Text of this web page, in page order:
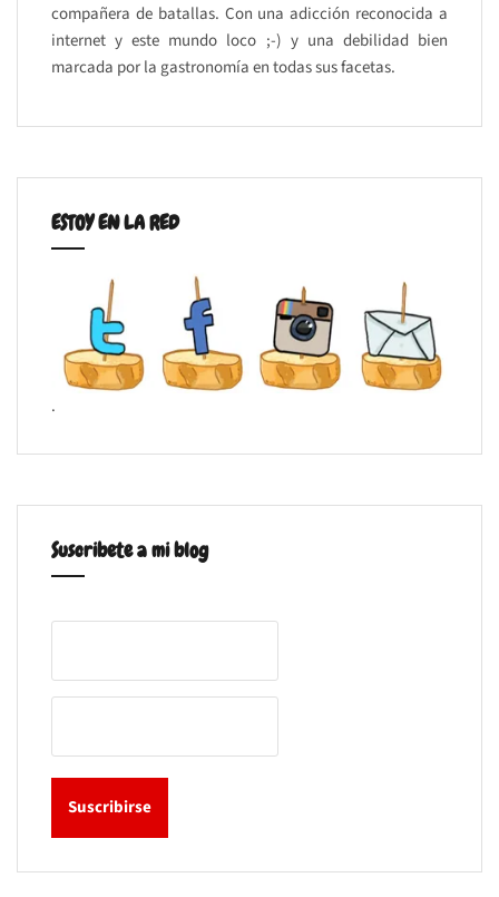
compañera de batallas. Con una adicción reconocida a
internet y este mundo loco ;-) y una debilidad bien
marcada por la gastronomía en todas sus facetas.
ESTOY EN LA RED
.
Suscribete a mi blog